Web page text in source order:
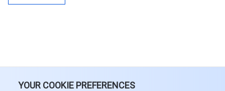
YOUR COOKIE PREFERENCES